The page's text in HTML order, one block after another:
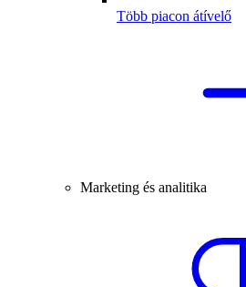
Több piacon átívelő
Marketing és analitika